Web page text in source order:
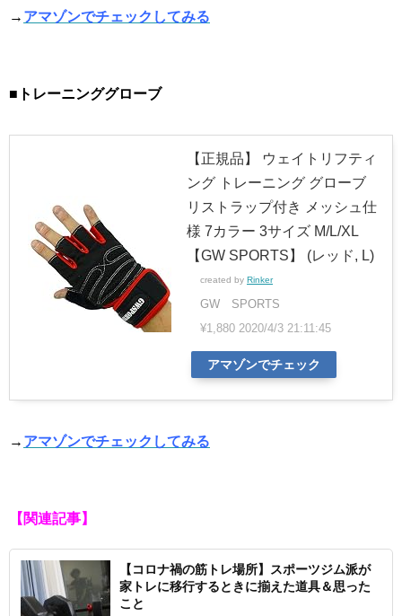
→ アマゾンでチェックしてみる
■トレーニンググローブ
【正規品】 ウェイトリフティ
ング トレーニング グローブ
リストラップ付き メッシュ仕
様 7カラー 3サイズ M/L/XL
【GW SPORTS】 (レッド, L)
created by Rinker
GW SPORTS
¥1,880 2020/4/3 21:11:45
アマゾンでチェック
→ アマゾンでチェックしてみる
【関連記事】
【コロナ禍の筋トレ場所】スポーツジム派が
家トレに移行するときに揃えた道具＆思った
こと